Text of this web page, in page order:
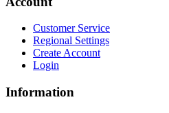
Customer Service
Regional Settings
Create Account
Login
Information